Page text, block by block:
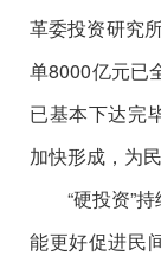
革委投资研究
单8000亿元已
已基本下达完
加快形成，为
“硬投资”
能更好促进民